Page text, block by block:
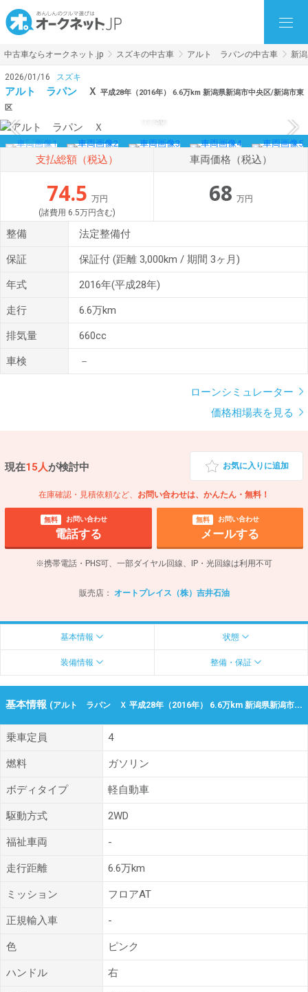
中古車ならオークネット.jp スズキの中古車 アルト ラパンの中古車 新
2026/01/16 スズキ
アルト ラパン Ｘ 平成28年（2016年） 6.6万km 新潟県新潟市中央区/新潟市東
区
30
支払総額（税込）
74.5 万円
(諸費用 6.5万円含む)
車両価格（税込）
68 万円
整備 法定整備付
保証 保証付 (距離 3,000km / 期間 3ヶ月)
年式 2016年(平成28年)
走行 6.6万km
排気量 660cc
車検 －
ローンシミュレーター
価格相場表を見る
現在15人が検討中 お気に入りに追加
在庫確認・見積依頼など、 お問い合わせは、かんたん・無料！
無料 お問い合わせ
電話する
無料 お問い合わせ
メールする
※携帯電話・PHS可、一部ダイヤル回線、IP・光回線は利用不可
販売店： オートプレイス（株）吉井石油
基本情報 状態
装備情報 整備・保証
基本情報 (アルト ラパン Ｘ 平成28年（2016年） 6.6万km 新潟県新潟市中央区/新潟市東区)
乗車定員 4
燃料 ガソリン
ボディタイプ 軽自動車
駆動方式 2WD
福祉車両 -
走行距離 6.6万km
ミッション フロアAT
正規輸入車 -
色 ピンク
ハンドル 右